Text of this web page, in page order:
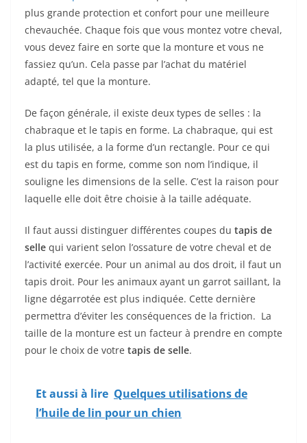
plus grande protection et confort pour une meilleure
chevauchée. Chaque fois que vous montez votre cheval,
vous devez faire en sorte que la monture et vous ne
fassiez qu’un. Cela passe par l’achat du matériel
adapté, tel que la monture.
De façon générale, il existe deux types de selles : la
chabraque et le tapis en forme. La chabraque, qui est
la plus utilisée, a la forme d’un rectangle. Pour ce qui
est du tapis en forme, comme son nom l’indique, il
souligne les dimensions de la selle. C’est la raison pour
laquelle elle doit être choisie à la taille adéquate.
Il faut aussi distinguer différentes coupes du tapis de
selle qui varient selon l’ossature de votre cheval et de
l’activité exercée. Pour un animal au dos droit, il faut un
tapis droit. Pour les animaux ayant un garrot saillant, la
ligne dégarrotée est plus indiquée. Cette dernière
permettra d’éviter les conséquences de la friction. La
taille de la monture est un facteur à prendre en compte
pour le choix de votre tapis de selle.
Et aussi à lire Quelques utilisations de
l’huile de lin pour un chien